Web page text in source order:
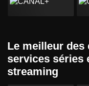
Le meilleur des chaînes et
services séries
streaming